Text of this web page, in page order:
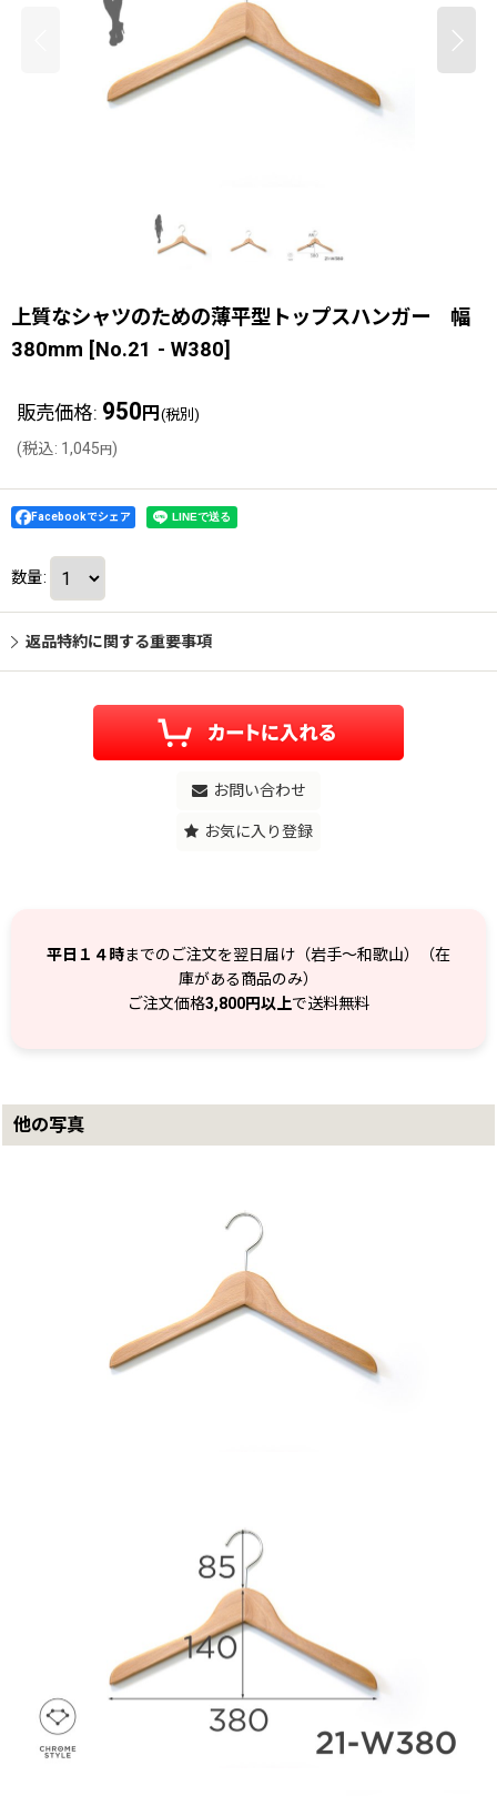
上質なシャツのための薄平型トップスハンガー 幅
380mm [No.21 - W380]
販売価格: 950 円 (税別)
(税込: 1,045 円 )
Facebookでシェア
数量:
返品特約に関する重要事項
お問い合わせ
お気に入り登録
平日１４時までのご注文を翌日届け（岩手～和歌山）（在
庫がある商品のみ）
ご注文価格3,800円以上で送料無料
他の写真